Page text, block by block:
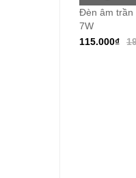
Đèn âm trần
7W
115.000₫